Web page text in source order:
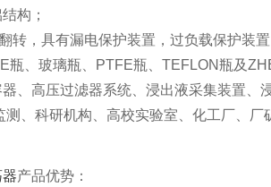
构；
转，具有漏电保护装置，过负载保护装
瓶、玻璃瓶、 PTFE瓶、 TEFLON瓶及
、高压过滤器系统、浸出液采集装置、
测、科研机构、高校实验室、化工厂、
产品优势：